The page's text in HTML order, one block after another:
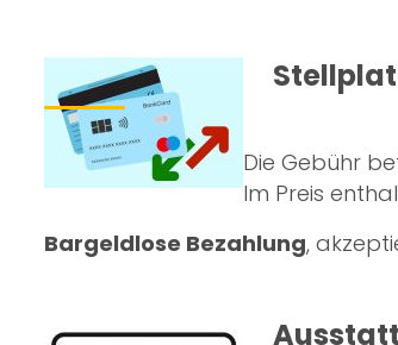
Die Gebühr
Im Preis
Bargeldlose Bezahlung,